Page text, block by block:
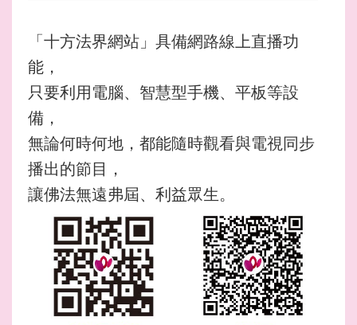
「十方法界網站」具備網路線上直播功
能，
只要利用電腦、智慧型手機、平板等設
備，
無論何時何地，都能隨時觀看與電視同步
播出的節目，
讓佛法無遠弗屆、利益眾生。